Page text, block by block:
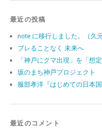
最近の投稿
note に移行しました。（久元
ブレることなく 未来へ
「神戸にクマ出現」を「想
坂のまち神戸プロジェクト
服部孝洋『はじめての日本国
最近のコメント